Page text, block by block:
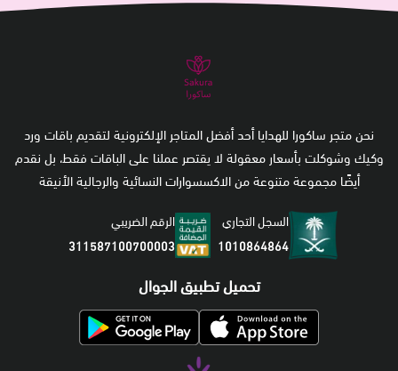
نحن متجر ساكورا للهدايا أحد أفضل المتاجر الإلكترونية لتقديم باقات ورد
وكيك وشوكلت بأسعار معقولة لا يقتصر عملنا على الباقات فقط، بل نقدم
أيضًا مجموعة متنوعة من الاكسسوارات النسائية والرجالية الأنيقة
السجل التجاري
1010864864
الرقم الضريبي
311587100700003
تحميل تطبيق الجوال